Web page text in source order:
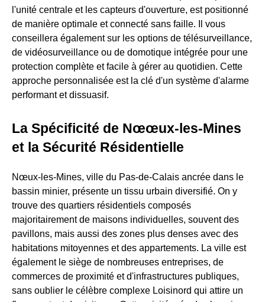
l'unité centrale et les capteurs d'ouverture, est positionné
de manière optimale et connecté sans faille. Il vous
conseillera également sur les options de télésurveillance,
de vidéosurveillance ou de domotique intégrée pour une
protection complète et facile à gérer au quotidien. Cette
approche personnalisée est la clé d'un système d'alarme
performant et dissuasif.
La Spécificité de Nœœux-les-Mines
et la Sécurité Résidentielle
Nœux-les-Mines, ville du Pas-de-Calais ancrée dans le
bassin minier, présente un tissu urbain diversifié. On y
trouve des quartiers résidentiels composés
majoritairement de maisons individuelles, souvent des
pavillons, mais aussi des zones plus denses avec des
habitations mitoyennes et des appartements. La ville est
également le siège de nombreuses entreprises, de
commerces de proximité et d'infrastructures publiques,
sans oublier le célèbre complexe Loisinord qui attire un